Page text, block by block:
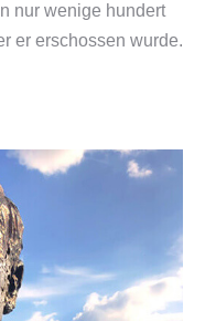
nur wenige hundert
er erschossen wurde.